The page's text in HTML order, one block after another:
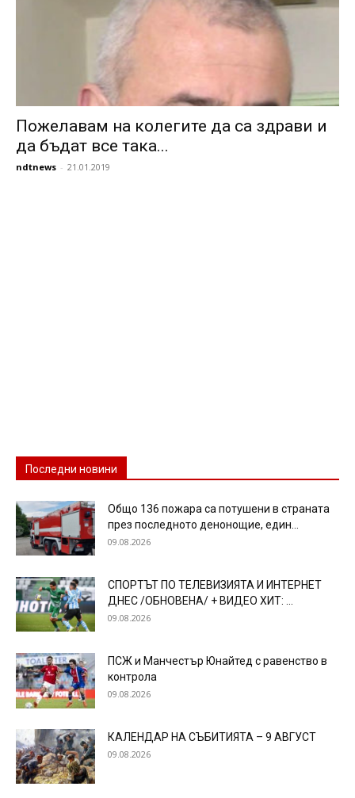
Пожелавам на колегите да са здрави и
да бъдат все така...
ndtnews - 21.01.2019
Последни новини
Общо 136 пожара са потушени в страната
през последното денонощие, един...
09.08.2026
СПОРТЪТ ПО ТЕЛЕВИЗИЯТА И ИНТЕРНЕТ
ДНЕС /ОБНОВЕНА/ + ВИДЕО ХИТ: ...
09.08.2026
ПСЖ и Манчестър Юнайтед с равенство в
контрола
09.08.2026
КАЛЕНДАР НА СЪБИТИЯТА – 9 АВГУСТ
09.08.2026